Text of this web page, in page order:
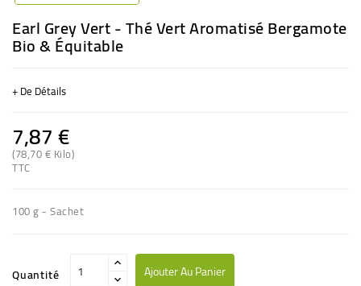
Earl Grey Vert - Thé Vert Aromatisé Bergamote
Bio & Équitable
+ De Détails
7,87 €
(78,70 € Kilo)
TTC
100 g - Sachet
Quantité Ajouter Au Panier